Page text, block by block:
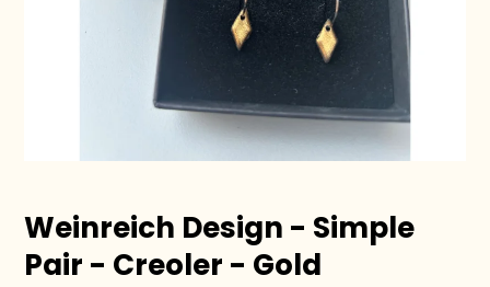
Weinreich Design - Simple
Pair - Creoler - Gold